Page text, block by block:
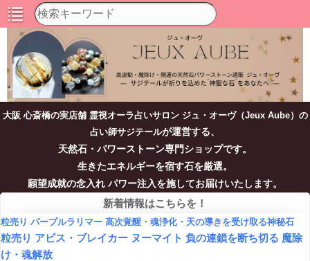
大阪 心斎橋の実店舗 霊視オーラ占いサロン ジュ・オーヴ（Jeux Aube）の
占い師サジテールが運営する、
天然石・パワーストーン専門ショップです。
生きたエネルギーを宿す石を厳選。
願望成就の念入れ パワー注入を施してお届けいたします。
新着情報はこちらを！
粒売り パープルラリマー 高次覚醒・魂浄化・天の導きを受け取る神秘石
粒売り アビス・ブレイカー ヌーマイト 負の連鎖を断ち切る 魔除
け・魂解放